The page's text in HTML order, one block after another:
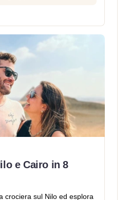
e Cairo in 8
crociera sul Nilo ed esplora